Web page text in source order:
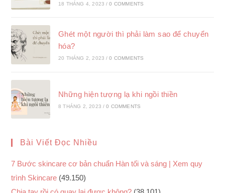
18 THÁNG 4, 2023 / 0 COMMENTS
Ghét một người thì phải làm sao để chuyển
hóa?
20 THÁNG 2, 2023 / 0 COMMENTS
Những hiện tượng lạ khi ngồi thiền
8 THÁNG 2, 2023 / 0 COMMENTS
Bài Viết Đọc Nhiều
7 Bước skincare cơ bản chuẩn Hàn tối và sáng | Xem quy
trình Skincare (49.150)